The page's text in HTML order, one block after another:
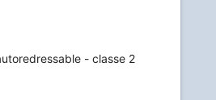
- classe 2